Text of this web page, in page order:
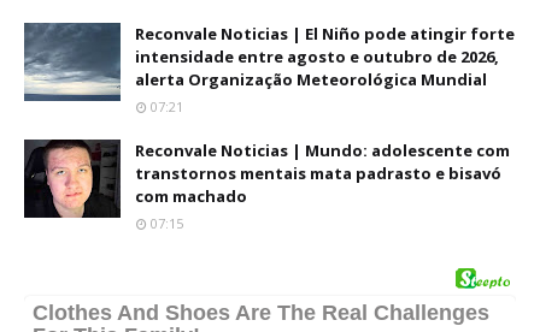
Reconvale Noticias | El Niño pode atingir forte
intensidade entre agosto e outubro de 2026,
alerta Organização Meteorológica Mundial
07:21
Reconvale Noticias | Mundo: adolescente com
transtornos mentais mata padrasto e bisavó
com machado
07:15